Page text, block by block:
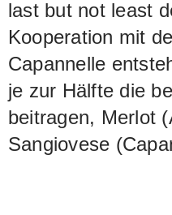
last but not least
Kooperation mit
Capannelle
je zur Hälfte die
beitragen, Merlot
Sangiovese